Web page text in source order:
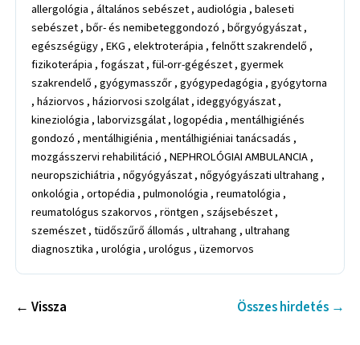
allergológia , általános sebészet , audiológia , baleseti
sebészet , bőr- és nemibeteggondozó , bőrgyógyászat ,
egészségügy , EKG , elektroterápia , felnőtt szakrendelő ,
fizikoterápia , fogászat , fül-orr-gégészet , gyermek
szakrendelő , gyógymasszőr , gyógypedagógia , gyógytorna
, háziorvos , háziorvosi szolgálat , ideggyógyászat ,
kineziológia , laborvizsgálat , logopédia , mentálhigiénés
gondozó , mentálhigiénia , mentálhigiéniai tanácsadás ,
mozgásszervi rehabilitáció , NEPHROLÓGIAI AMBULANCIA ,
neuropszichiátria , nőgyógyászat , nőgyógyászati ultrahang ,
onkológia , ortopédia , pulmonológia , reumatológia ,
reumatológus szakorvos , röntgen , szájsebészet ,
szemészet , tüdőszűrő állomás , ultrahang , ultrahang
diagnosztika , urológia , urológus , üzemorvos
← Vissza Összes hirdetés →